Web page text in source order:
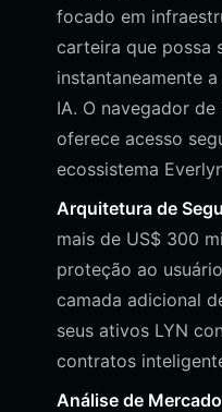
focado em
carteira que possa
instantaneamente
IA. O navegador
oferece acesso
ecossistema
Arquitetura de
mais de US$ 300
proteção ao
camada adicional
seus ativos LYN
contratos
Análise de